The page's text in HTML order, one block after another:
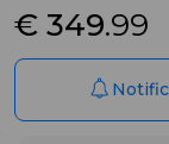
€ 349.99